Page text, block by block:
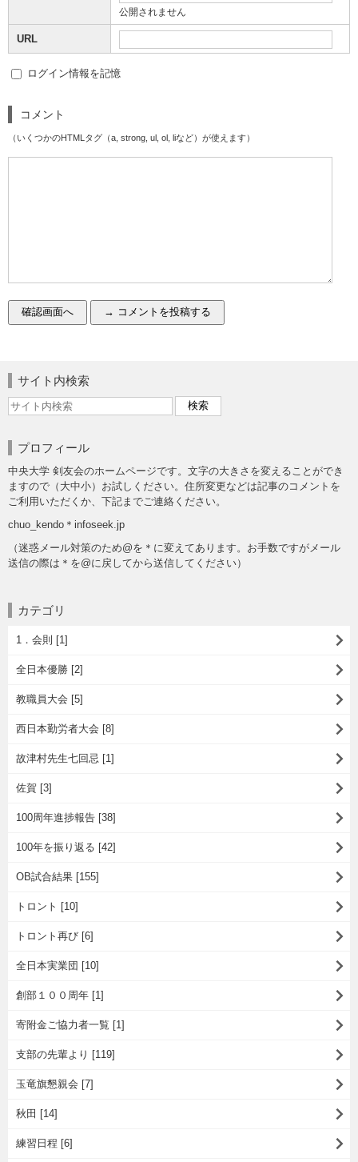
公開されません
URL
ログイン情報を記憶
コメント
（いくつかのHTMLタグ（a, strong, ul, ol, liなど）が使えます）
サイト内検索
プロフィール
中央大学 剣友会のホームページです。文字の大きさを変えることができ
ますので（大中小）お試しください。住所変更などは記事のコメントを
ご利用いただくか、下記までご連絡ください。
chuo_kendo＊infoseek.jp
（迷惑メール対策のため@を＊に変えてあります。お手数ですがメール
送信の際は＊を@に戻してから送信してください）
カテゴリ
1．会則 [1]
全日本優勝 [2]
教職員大会 [5]
西日本勤労者大会 [8]
故津村先生七回忌 [1]
佐賀 [3]
100周年進捗報告 [38]
100年を振り返る [42]
OB試合結果 [155]
トロント [10]
トロント再び [6]
全日本実業団 [10]
創部１００周年 [1]
寄附金ご協力者一覧 [1]
支部の先輩より [119]
玉竜旗懇親会 [7]
秋田 [14]
練習日程 [6]